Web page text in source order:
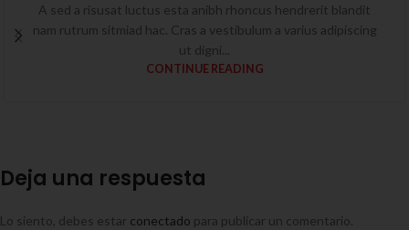
A sed a risusat luctus esta anibh rhoncus hendrerit blandit
nam rutrum sitmiad hac. Cras a vestibulum a varius adipiscing
ut digni...
CONTINUE READING
Deja una respuesta
Lo siento, debes estar conectado para publicar un comentario.